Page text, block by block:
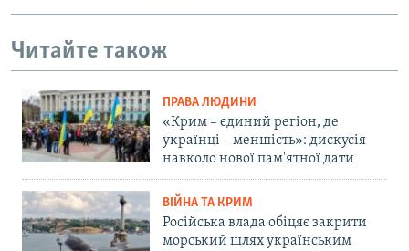
Читайте також
ПРАВА ЛЮДИНИ
«Крим – єдиний регіон, де
українці – меншість»: дискусія
навколо нової пам'ятної дати
ВІЙНА ТА КРИМ
Російська влада обіцяє закрити
морський шлях українським